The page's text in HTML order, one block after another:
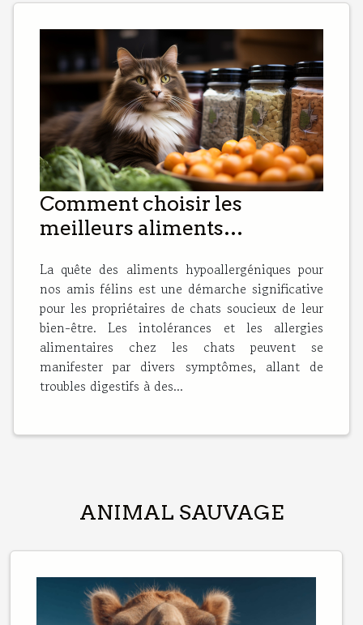
Comment choisir les
meilleurs aliments
votre chat ?
La quête des aliments hypoallergéniques pour
nos amis félins est une démarche significative
pour les propriétaires de chats soucieux de leur
bien-être. Les intolérances et les allergies
alimentaires chez les chats peuvent se
manifester par divers symptômes, allant de
troubles digestifs à des...
ANIMAL SAUVAGE